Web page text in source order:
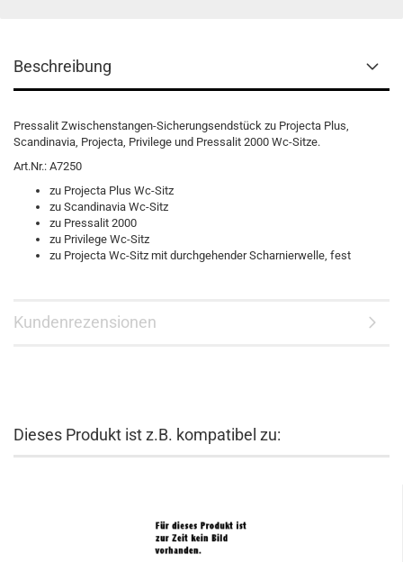
Beschreibung
Pressalit Zwischenstangen-Sicherungsendstück zu Projecta Plus,
Scandinavia, Projecta, Privilege und Pressalit 2000 Wc-Sitze.
Art.Nr.: A7250
zu Projecta Plus Wc-Sitz
zu Scandinavia Wc-Sitz
zu Pressalit 2000
zu Privilege Wc-Sitz
zu Projecta Wc-Sitz mit durchgehender Scharnierwelle, fest
Kundenrezensionen
Dieses Produkt ist z.B. kompatibel zu: